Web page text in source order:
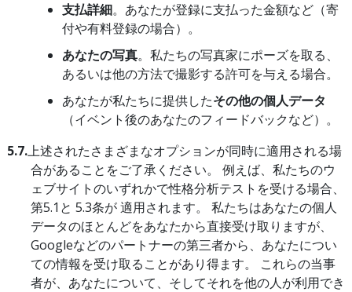
支払詳細。あなたが登録に支払った金額など（寄
付や有料登録の場合）。
あなたの写真。私たちの写真家にポーズを取る、
あるいは他の方法で撮影する許可を与える場合。
あなたが私たちに提供したその他の個人データ
（イベント後のあなたのフィードバックなど）。
5.7.上述されたさまざまなオプションが同時に適用される場
合があることをご了承ください。 例えば、私たちのウ
ェブサイトのいずれかで性格分析テストを受ける場合、
第5.1と 5.3条が 適用されます。 私たちはあなたの個人
データのほとんどをあなたから直接受け取りますが、
Googleなどのパートナーの第三者から、あなたについ
ての情報を受け取ることがあり得ます。 これらの当事
者が、あなたについて、そしてそれを他の人が利用でき